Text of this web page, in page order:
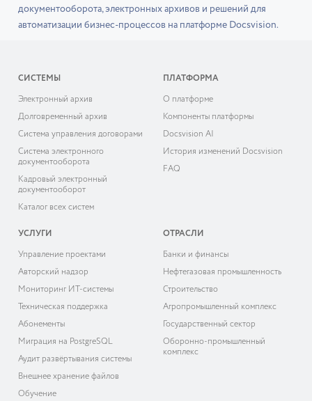
документооборота, электронных архивов и решений для
автоматизации бизнес-процессов на платформе Docsvision.
СИСТЕМЫ
Электронный архив
Долговременный архив
Система управления договорами
Система электронного
документооборота
Кадровый электронный
документооборот
Каталог всех систем
ПЛАТФОРМА
О платформе
Компоненты платформы
Docsvision AI
История изменений Docsvision
FAQ
УСЛУГИ
Управление проектами
Авторский надзор
Мониторинг ИТ-системы
Техническая поддержка
Абонементы
Миграция на PostgreSQL
Аудит развёртывания системы
Внешнее хранение файлов
Обучение
ОТРАСЛИ
Банки и финансы
Нефтегазовая промышленность
Строительство
Агропромышленный комплекс
Государственный сектор
Оборонно-промышленный
комплекс